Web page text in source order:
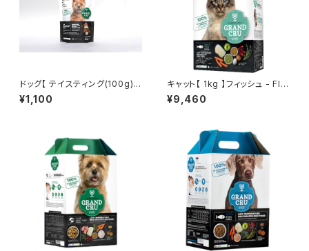
ドッグ【 テイスティング(100g) 】
サーフ&ターフ - SURF AND T
URF -
¥1,100
キャット【 1kg 】フィッシュ - FIS
H -
¥9,460